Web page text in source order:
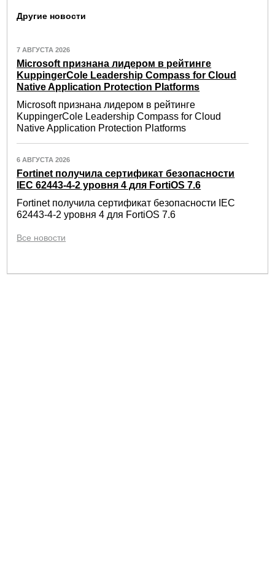
Другие новости
7 АВГУСТА 2026
Microsoft признана лидером в рейтинге
KuppingerCole Leadership Compass for Cloud
Native Application Protection Platforms
Microsoft признана лидером в рейтинге
KuppingerCole Leadership Compass for Cloud
Native Application Protection Platforms
6 АВГУСТА 2026
Fortinet получила сертификат безопасности
IEC 62443-4-2 уровня 4 для FortiOS 7.6
Fortinet получила сертификат безопасности IEC
62443-4-2 уровня 4 для FortiOS 7.6
Все новости